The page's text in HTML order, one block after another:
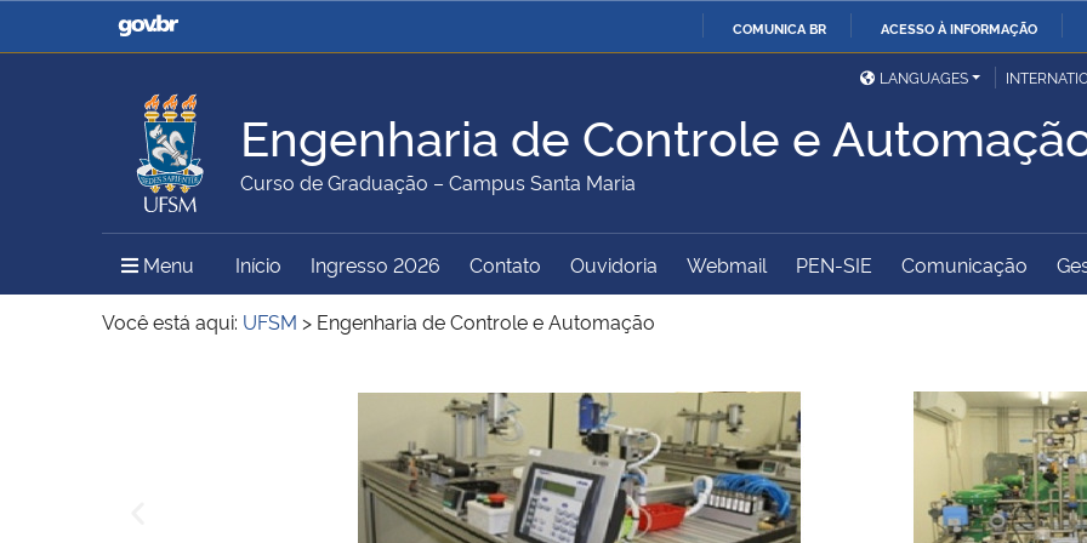
O
COMUNICA BR ACESSO À INFORMAÇÃO
Casa Civil
Ministério da Justiça e
Ministério da Defesa
Ministério das Relações
Exteriores
Ministério da Agricultura,
Pecuária e Abastecimento
Ministério da Educação Ministério da Cidadania Ministério da Saúde
Ministério do Meio Ambiente Ministério do Turismo
Ministério do
Desenvolvimento Regional
Controladoria-Geral da
Gabinete de Segurança
Institucional
Advocacia-Geral da União Banco Central do Brasil
LANGUAGES
Engenharia de Controle e
Curso de Graduação – Campus Santa Maria
Menu Menu Principal do Sítio
Início Ingresso 2026 Contato Ouvidoria Webmail PEN-SIE Comunicação
Você está aqui: UFSM > Engenharia de Controle e Automação